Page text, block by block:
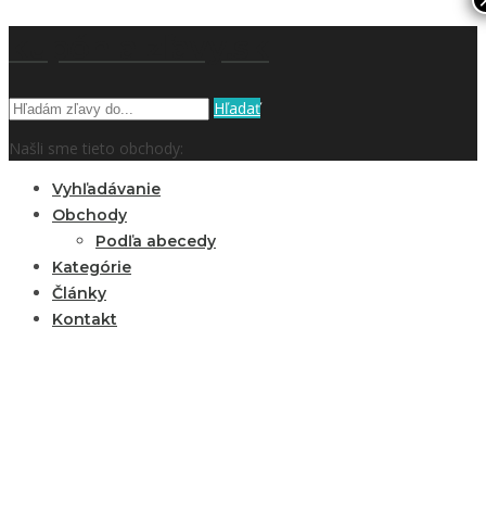
Hľadať
Našli sme tieto obchody:
Vyhľadávanie
Obchody
Podľa abecedy
Kategórie
Články
Kontakt